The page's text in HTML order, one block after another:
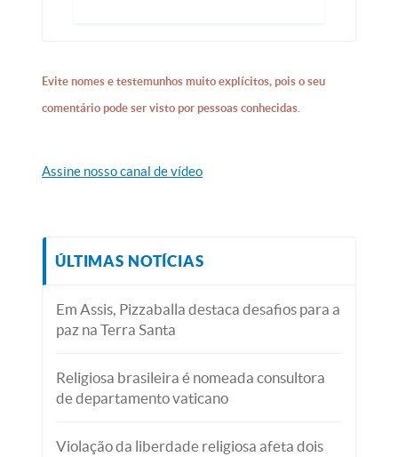
Evite nomes e testemunhos muito explícitos, pois o seu
comentário pode ser visto por pessoas conhecidas.
Assine nosso canal de vídeo
ÚLTIMAS NOTÍCIAS
Em Assis, Pizzaballa destaca desafios para a
paz na Terra Santa
Religiosa brasileira é nomeada consultora
de departamento vaticano
Violação da liberdade religiosa afeta dois